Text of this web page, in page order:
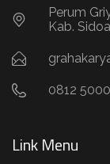
Perum
Kab.
0812
Link Menu